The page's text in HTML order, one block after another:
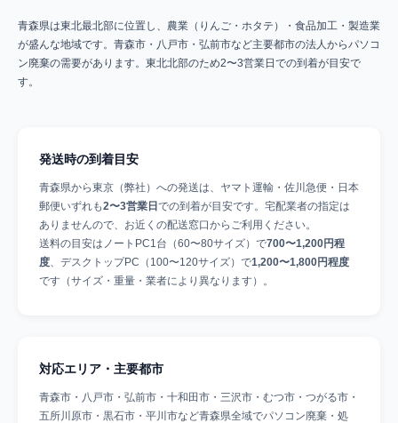
青森県は東北最北部に位置し、農業（りんご・ホタテ）・食品加工・製造業
が盛んな地域です。青森市・八戸市・弘前市など主要都市の法人からパソコ
ン廃棄の需要があります。東北北部のため2〜3営業日での到着が目安で
す。
発送時の到着目安
青森県から東京（弊社）への発送は、ヤマト運輸・佐川急便・日本
郵便いずれも2〜3営業日 での到着が目安です。宅配業者の指定は
ありませんので、お近くの配送窓口からご利用ください。
送料の目安はノートPC1台（60〜80サイズ）で700〜1,200円程
度、デスクトップPC（100〜120サイズ）で1,200〜1,800円程度
です（サイズ・重量・業者により異なります）。
対応エリア・主要都市
青森市・八戸市・弘前市・十和田市・三沢市・むつ市・つがる市・
五所川原市・黒石市・平川市など青森県全域でパソコン廃棄・処